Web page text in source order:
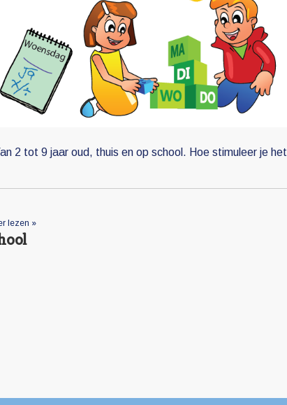
2 tot 9 jaar oud, thuis en op school. Hoe stimuleer je het
lezen »